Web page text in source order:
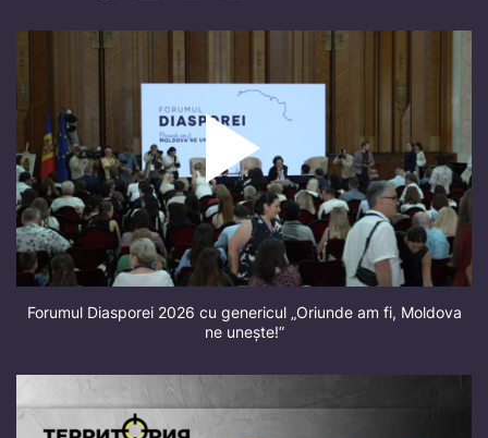
Forumul Diasporei 2026 cu genericul „Oriunde am fi, Moldova
ne unește!”